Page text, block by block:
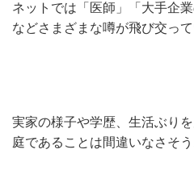
ネットでは「医師」「大手企
などさまざまな噂が飛び交って
実家の様子や学歴、生活ぶり
庭であることは間違いなさそう